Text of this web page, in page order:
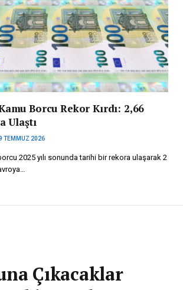
Borcu Rekor Kırdı: 2,66
Ulaştı
TEMMUZ 2026
2025 yılı sonunda tarihi bir rekora ulaşarak 2
Çıkacaklar